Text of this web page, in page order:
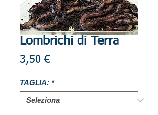
Lombrichi di Terra
3,50 €Prezzo
TAGLIA: *